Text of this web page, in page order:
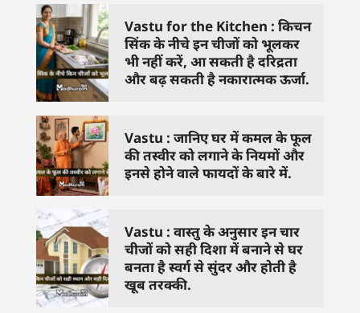
Vastu for the Kitchen : किचन
सिंक के नीचे इन चीजों को भूलकर
भी नहीं करें, आ सकती है दरिद्रता
और बढ़ सकती है नकारात्मक ऊर्जा.
Vastu : जानिए घर में कमल के फूल
की तस्वीर को लगाने के नियमों और
इनसे होने वाले फायदों के बारे में.
Vastu : वास्तु के अनुसार इन चार
चीजों को सही दिशा में बनाने से घर
बनता है स्वर्ग से सुंदर और होती है
खूब तरक्की.